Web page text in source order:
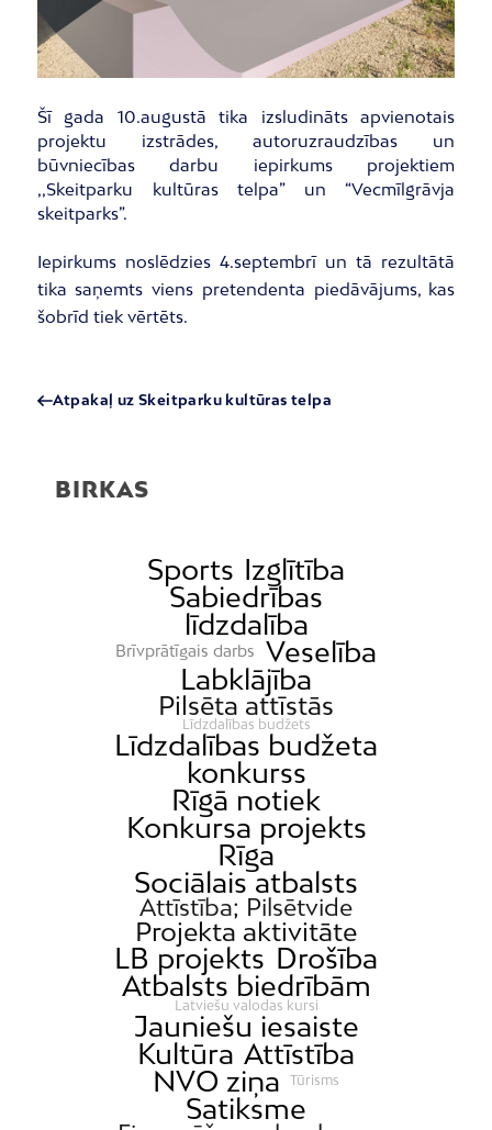
Šī gada 10.augustā tika izsludināts apvienotais
projektu izstrādes, autoruzraudzības un
būvniecības darbu iepirkums projektiem
,,Skeitparku kultūras telpa” un “Vecmīlgrāvja
skeitparks”.
Iepirkums noslēdzies 4.septembrī un tā rezultātā
tika saņemts viens pretendenta piedāvājums, kas
šobrīd tiek vērtēts.
Atpakaļ uz Skeitparku kultūras telpa
BIRKAS
Sports Izglītība
Sabiedrības
līdzdalība
Brīvprātīgais darbs
Veselība
Labklājība
Pilsēta attīstās
Līdzdalības budžets
Līdzdalības budžeta
konkurss
Rīgā notiek
Konkursa projekts
Rīga
Sociālais atbalsts
Attīstība; Pilsētvide
Projekta aktivitāte
LB projekts Drošība
Atbalsts biedrībām
Latviešu valodas kursi
Jauniešu iesaiste
Kultūra Attīstība
NVO ziņa
Tūrisms
Satiksme